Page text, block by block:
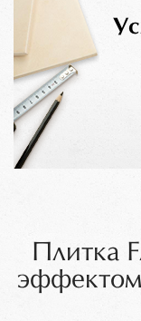
Плитка